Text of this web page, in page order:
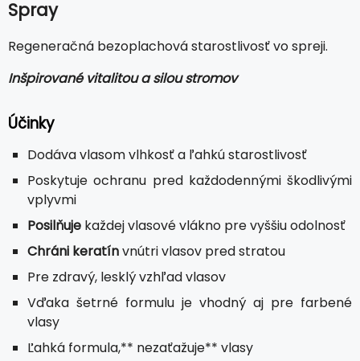
Spray
Regeneračná bezoplachová starostlivosť vo spreji.
Inšpirované vitalitou a silou stromov
Účinky
Dodáva vlasom vlhkosť a ľahkú starostlivosť
Poskytuje ochranu pred každodennými škodlivými
vplyvmi
Posilňuje každej vlasové vlákno pre vyššiu odolnosť
Chráni keratínvnútri vlasov pred stratou
Pre zdravý, lesklý vzhľad vlasov
Vďaka šetrné formulu je vhodný aj pre farbené
vlasy
Ľahká formula,** nezaťažuje** vlasy